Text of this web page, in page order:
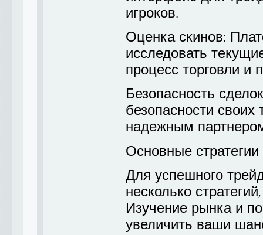
игроков.
Оценка скинов:
исследовать
процесс торговли и
Безопасность
безопасности своих
надежным
Основные стратегии
Для успешного
несколько
Изучение рынка и
увеличить ваши